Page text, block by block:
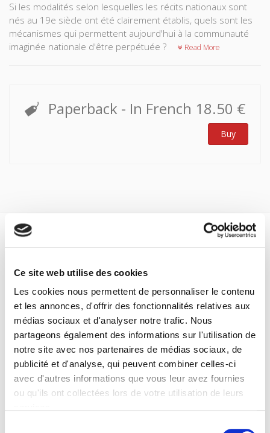
Ce site web utilise des cookies
Les cookies nous permettent de personnaliser le contenu
et les annonces, d'offrir des fonctionnalités relatives aux
médias sociaux et d'analyser notre trafic. Nous
partageons également des informations sur l'utilisation de
notre site avec nos partenaires de médias sociaux, de
publicité et d'analyse, qui peuvent combiner celles-ci
avec d'autres informations que vous leur avez fournies
ou qu'ils ont collectées lors de votre utilisation de leurs
Si les modalités selon lesquelles les récits nationaux sont
nés au 19e siècle ont été clairement établis, quels sont les
mécanismes qui permettent aujourd'hui à la communauté
imaginée nationale d'être perpétuée ?
Read More
Paperback - In French 18.50 €
Buy
Specifications
Formats
Contents
Specifications
Publisher
Presses de Sciences Po